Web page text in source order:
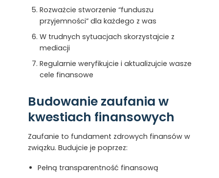
Rozważcie stworzenie “funduszu
przyjemności” dla każdego z was
W trudnych sytuacjach skorzystajcie z
mediacji
Regularnie weryfikujcie i aktualizujcie wasze
cele finansowe
Budowanie zaufania w
kwestiach finansowych
Zaufanie to fundament zdrowych finansów w
związku. Budujcie je poprzez:
Pełną transparentność finansową